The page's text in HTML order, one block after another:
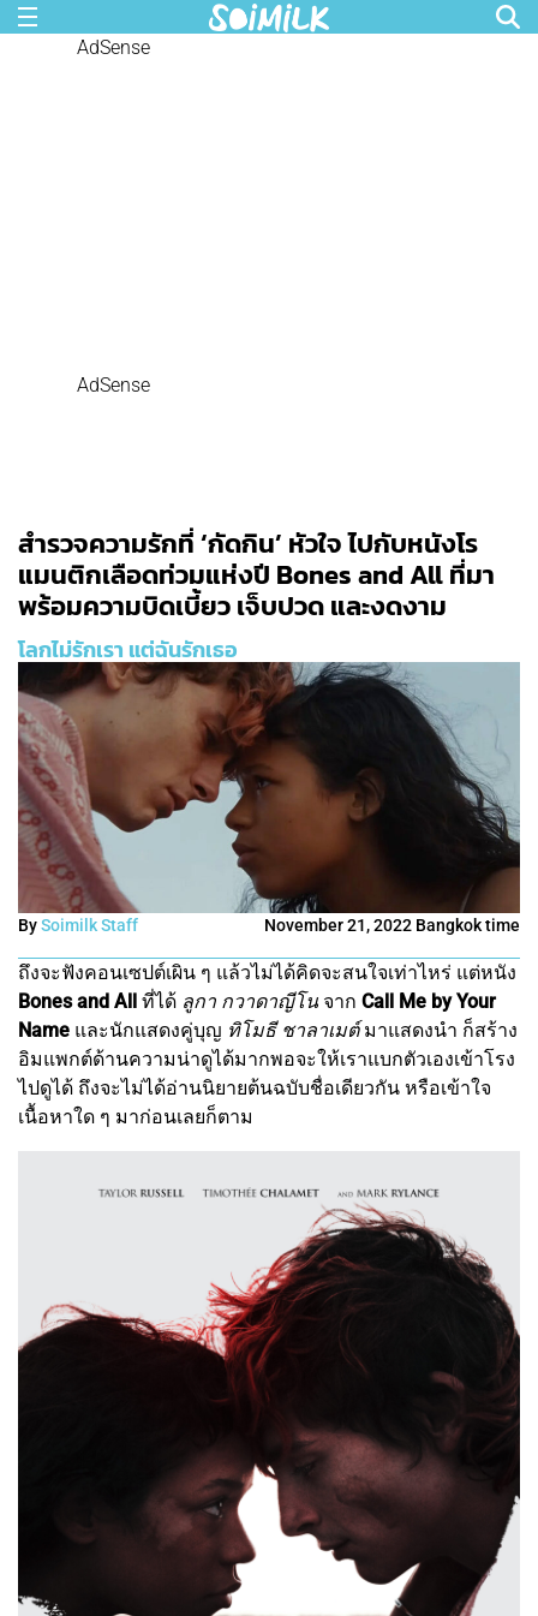
AdSense
AdSense
สำรวจความรักที่ ‘กัดกิน’ หัวใจ ไปกับหนังโร
แมนติกเลือดท่วมแห่งปี Bones and All ที่มา
พร้อมความบิดเบี้ยว เจ็บปวด และงดงาม
โลกไม่รักเรา แต่ฉันรักเธอ
BySoimilk Staff November 21, 2022 Bangkok time
ถึงจะฟังคอนเซปต์เผิน ๆ แล้วไม่ได้คิดจะสนใจเท่าไหร่ แต่หนัง
Bones and All ที่ได้ ลูกา กวาดาญีโน จาก Call Me by Your
Name และนักแสดงคู่บุญ ทิโมธี ชาลาเมต์มาแสดงนำ ก็สร้าง
อิมแพกต์ด้านความน่าดูได้มากพอจะให้เราแบกตัวเองเข้าโรง
ไปดูได้ ถึงจะไม่ได้อ่านนิยายต้นฉบับชื่อเดียวกัน หรือเข้าใจ
เนื้อหาใด ๆ มาก่อนเลยก็ตาม